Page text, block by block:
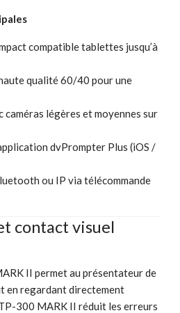
compatible tablettes jusqu’à
qualité 60/40 pour une
légères et moyennes sur
dvPrompter Plus (iOS /
ou IP via télécommande
contact visuel
II permet au présentateur de
en regardant directement
300 MARK II réduit les erreurs